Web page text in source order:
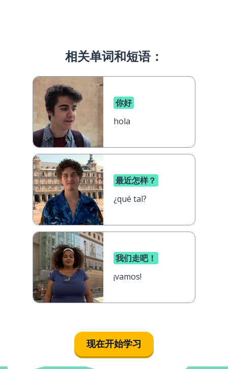
相关单词和短语：
你好
hola
最近怎样？
¿qué tal?
我们走吧！
¡vamos!
现在开始学习